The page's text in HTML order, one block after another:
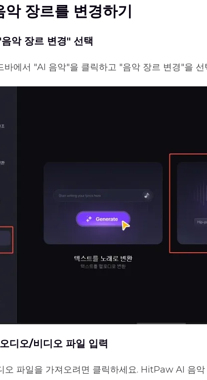
악 장르를 변경하기
악 장르 변경" 선택
바에서 "AI 음악"을 클릭하고 "음악 장르 변경"을 선
오디오/비디오 파일 입력
오 파일을 가져오려면 클릭하세요. HitPaw AI 음